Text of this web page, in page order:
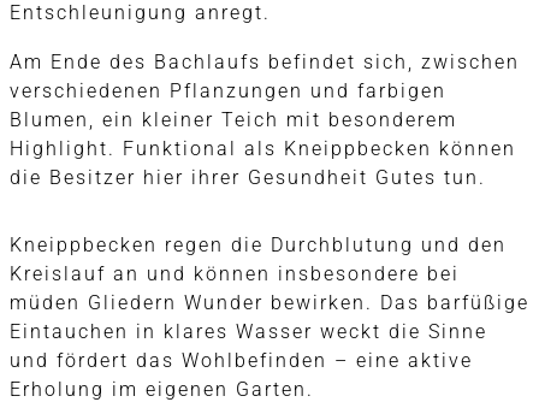
Entschleunigung anregt.
Am Ende des Bachlaufs befindet sich, zwischen
verschiedenen Pflanzungen und farbigen
Blumen, ein kleiner Teich mit besonderem
Highlight. Funktional als Kneippbecken können
die Besitzer hier ihrer Gesundheit Gutes tun.
Kneippbecken regen die Durchblutung und den
Kreislauf an und können insbesondere bei
müden Gliedern Wunder bewirken. Das barfüßige
Eintauchen in klares Wasser weckt die Sinne
und fördert das Wohlbefinden – eine aktive
Erholung im eigenen Garten.